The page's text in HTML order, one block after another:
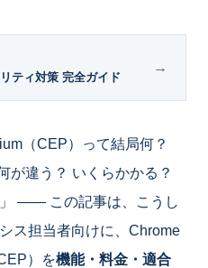
ティ対策 完全ガイド
→
（CEP）って結局何？
が違う？ いくらかかる？
―― この記事は、こうし
ス担当者向けに、Chrome
）を機能・料金・適合